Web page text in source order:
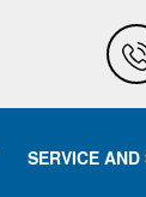
SERVICE AND